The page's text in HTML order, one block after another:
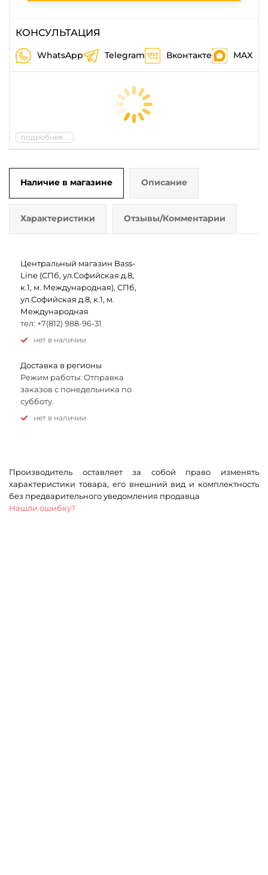
КОНСУЛЬТАЦИЯ
WhatsApp Telegram Вконтакте MAX
подробнее...
Наличие в магазине Описание
Характеристики Отзывы/Комментарии
Центральный магазин Bass-
Line (СПб, ул.Софийская д.8,
к.1, м. Международная), СПб,
ул.Софийская д.8, к.1, м.
Международная
тел: +7(812) 988-96-31
Нет в наличии
Доставка в регионы
Режим работы: Отправка
заказов с понедельника по
субботу.
Нет в наличии
Производитель оставляет за собой право изменять
характеристики товара, его внешний вид и комплектность
без предварительного уведомления продавца
Нашли ошибку?